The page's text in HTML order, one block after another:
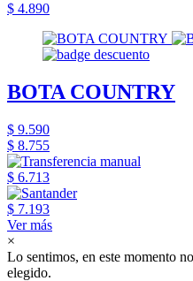
$ 4.890
BOTA COUNTRY
$ 9.590
$ 8.755
$ 6.713
$ 7.193
Ver más
×
Lo sentimos, en este momento
elegido.